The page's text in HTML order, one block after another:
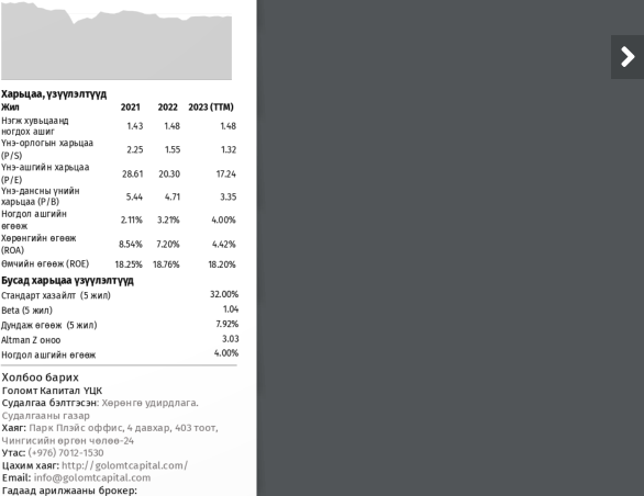
Харьцаа , үзүүлэлтүүд
Жил 2021 2022 2023 (TTM)
Нэгж хувьцаанд
ногдох ашиг 1.43 1.48 1.48
Үнэ-орлогын харьцаа
(P/S)
2.25 1.55
1.32
Үнэ-ашгийн харьцаа
(P/E)
28.61 20.30
17.24
Үнэ-дансны үнийн
харьцаа (P/B) 5.44 4.71
3.35
Ногдол ашгийн
өгөөж
2.11% 3.21% 4.00%
Хөрөнгийн өгөөж
(ROA)
8.54% 7.20% 4.42%
Өмчийн өгөөж (ROE) 18.25% 18.76% 18.20%
Холбоо барих
Голомт Капитал ҮЦК
Судалгаа бэлтгэсэн: Хөрөнгө удирдлага
Судалгааны газар
Хаяг: Парк Плэйс оффис , 4 давхар , 403 тоот
Чингисийн өргөн чөлөө-24
Утас: (+976) 7012-1530
Цахим хаяг: http://golomtcapital.com/
Email: info@golomtcapital.com
Гадаад арилжааны брокер:
Бусад харьцаа үзүүлэлтүүд
Стандарт хазайлт (5 жил) 32.00%
Beta (5 жил)
1.04
Дундаж өгөөж  (5 жил)
7.92%
Altman Z оноо
3.03
Ногдол ашгийн өгөөж 4.00%